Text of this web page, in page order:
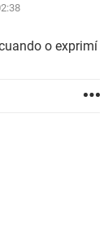
o exprimí